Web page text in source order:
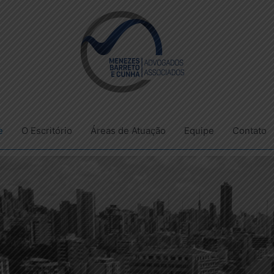
O Escritório Áreas de Atuação Equipe Contato